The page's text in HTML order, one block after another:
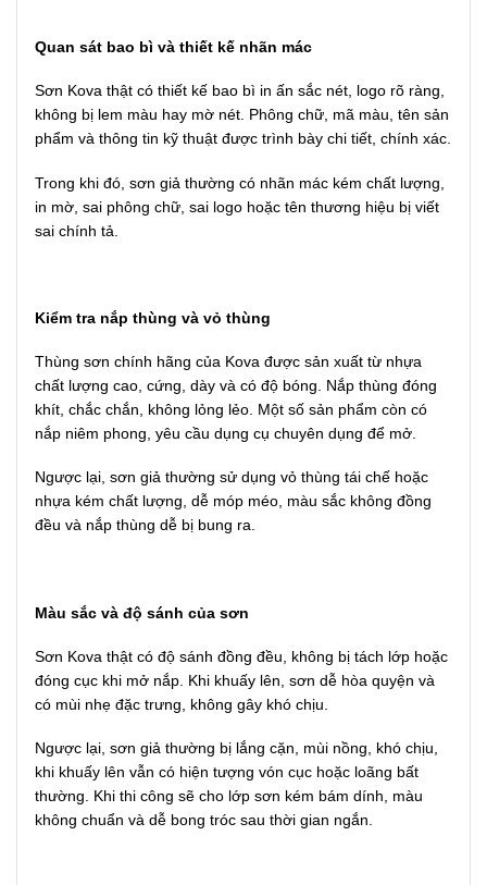
Quan sát bao bì và thiết kế nhãn mác
Sơn Kova thật có thiết kế bao bì in ấn sắc nét, logo rõ ràng,
không bị lem màu hay mờ nét. Phông chữ, mã màu, tên sản
phẩm và thông tin kỹ thuật được trình bày chi tiết, chính xác.
Trong khi đó, sơn giả thường có nhãn mác kém chất lượng,
in mờ, sai phông chữ, sai logo hoặc tên thương hiệu bị viết
sai chính tả.
Kiểm tra nắp thùng và vỏ thùng
Thùng sơn chính hãng của Kova được sản xuất từ nhựa
chất lượng cao, cứng, dày và có độ bóng. Nắp thùng đóng
khít, chắc chắn, không lỏng lẻo. Một số sản phẩm còn có
nắp niêm phong, yêu cầu dụng cụ chuyên dụng để mở.
Ngược lại, sơn giả thường sử dụng vỏ thùng tái chế hoặc
nhựa kém chất lượng, dễ móp méo, màu sắc không đồng
đều và nắp thùng dễ bị bung ra.
Màu sắc và độ sánh của sơn
Sơn Kova thật có độ sánh đồng đều, không bị tách lớp hoặc
đóng cục khi mở nắp. Khi khuấy lên, sơn dễ hòa quyện và
có mùi nhẹ đặc trưng, không gây khó chịu.
Ngược lại, sơn giả thường bị lắng cặn, mùi nồng, khó chịu,
khi khuấy lên vẫn có hiện tượng vón cục hoặc loãng bất
thường. Khi thi công sẽ cho lớp sơn kém bám dính, màu
không chuẩn và dễ bong tróc sau thời gian ngắn.